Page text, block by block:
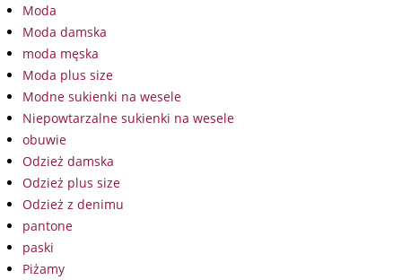
Moda
Moda damska
moda męska
Moda plus size
Modne sukienki na wesele
Niepowtarzalne sukienki na wesele
obuwie
Odzież damska
Odzież plus size
Odzież z denimu
pantone
paski
Piżamy